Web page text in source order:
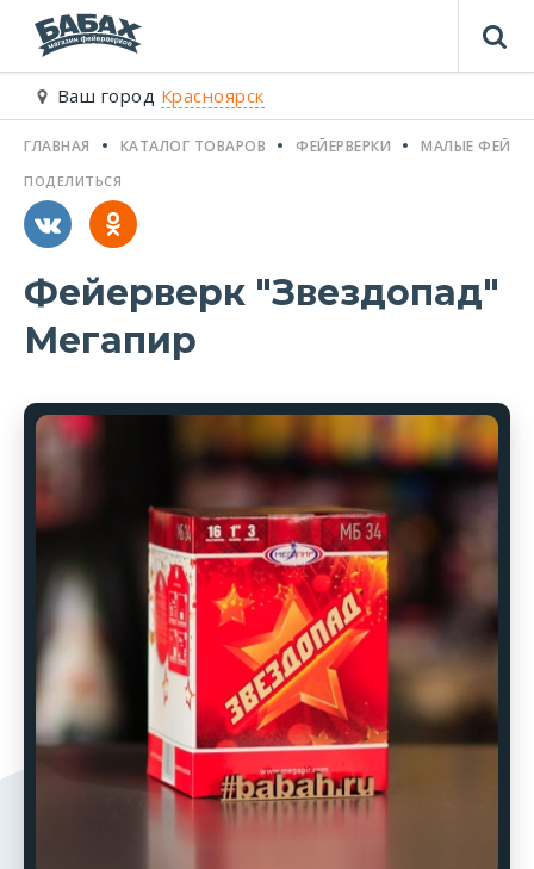
Ваш город Красноярск
ГЛАВНАЯ КАТАЛОГ ТОВАРОВ ФЕЙЕРВЕРКИ МАЛЫЕ
Фейерверк "Звездопад"
Мегапир
ПОДЕЛИТЬСЯ